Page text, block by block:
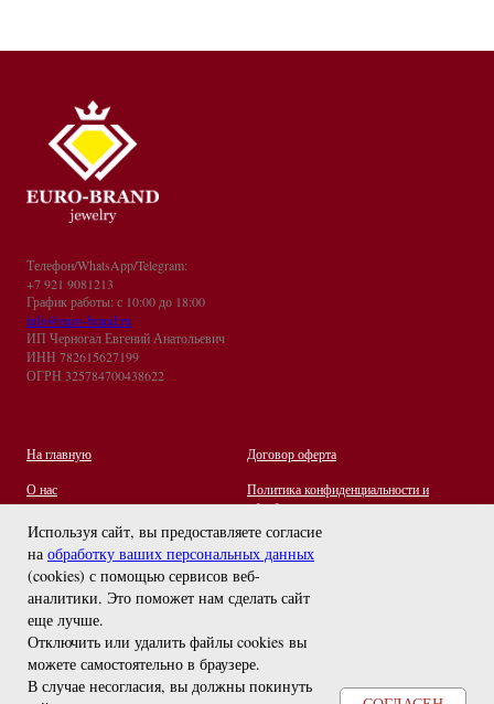
задайте вопрос
Используя сайт, вы предоставляете согласие
на обработку ваших персональных данных
(cookies) с помощью сервисов веб-
аналитики. Это поможет нам сделать сайт
еще лучше.
Отключить или удалить файлы cookies вы
можете самостоятельно в браузере.
В случае несогласия, вы должны покинуть
Телефон/WhatsApp/Telegram:
+7 921 9081213
График работы: с 10:00 до 18:00
info@euro-brand.ru
ИП Черногал Евгений Анатольевич
ИНН 782615627199
ОГРН 325784700438622
На главную
О нас
Контакты
Отзывы
Договор оферта
Политика конфиденциальности и
обработки персональных данных
Оплата и Доставка